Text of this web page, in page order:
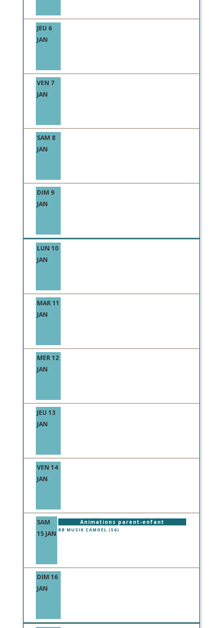
JEU 6
JAN
VEN 7
JAN
SAM 8
JAN
DIM 9
JAN
LUN 10
JAN
MAR 11
JAN
MER 12
JAN
JEU 13
JAN
VEN 14
JAN
SAM
15 JAN
Animations parent-enfant
BB MUSIK CAMOEL (56)
DIM 16
JAN